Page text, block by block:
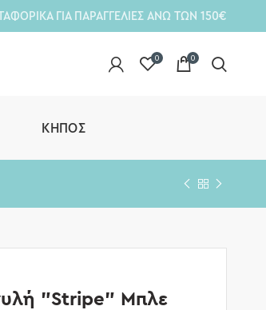
ΓΙΑ ΠΑΡΑΓΓΕΛΙΕΣ ΑΝΩ ΤΩΝ 150€
0 0
ΚΉΠΟΣ
”Stripe” Μπλε